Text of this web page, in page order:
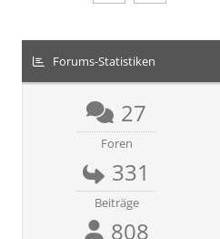
Forums-Statistiken
27
Foren
331
Beiträge
808